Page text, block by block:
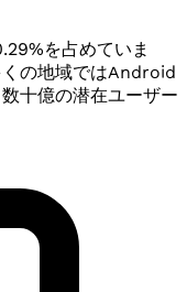
を占めていま
の地域ではAndroid
十億の潜在ユーザー